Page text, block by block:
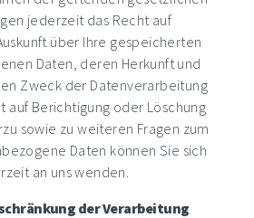
jederzeit das Recht auf
über Ihre gespeicherten
Daten, deren Herkunft und
Zweck der Datenverarbeitung
auf Berichtigung oder Löschung
sowie zu weiteren Fragen zum
Daten können Sie sich
an uns wenden.
der Verarbeitung